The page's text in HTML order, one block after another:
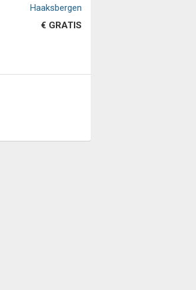
Haaksbergen
€ GRATIS